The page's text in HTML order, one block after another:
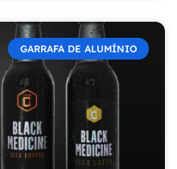
GARRAFA DE ALUMÍNIO